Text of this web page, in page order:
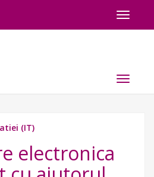
Toggle
Toggle
(IT)
electronica